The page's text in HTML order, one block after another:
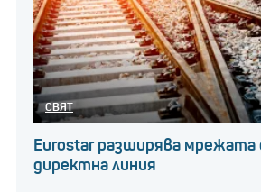
СВЯТ
Eurostar разширява мрежата
директна линия